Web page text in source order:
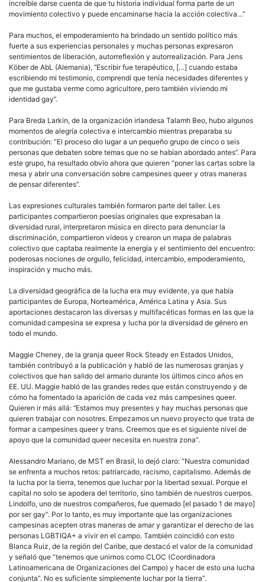
increíble darse cuenta de que tu historia individual forma parte de un
movimiento colectivo y puede encaminarse hacia la acción colectiva…”
Para muchos, el empoderamiento ha brindado un sentido político más
fuerte a sus experiencias personales y muchas personas expresaron
sentimientos de liberación, autorreflexión y autorrealización. Para Jens
Köber de AbL (Alemania), ‘’Escribir fue terapéutico, […] cuando estaba
escribiendo mi testimonio, comprendí que tenía necesidades diferentes y
que me gustaba verme como agricultore, pero también viviendo mi
identidad gay’’.
Para Breda Larkin, de la organización irlandesa Talamh Beo, hubo algunos
momentos de alegría colectiva e intercambio mientras preparaba su
contribución: “El proceso dio lugar a un pequeño grupo de cinco o seis
personas que debaten sobre temas que no se habían abordado antes’’. Para
este grupo, ha resultado obvio ahora que quieren “poner las cartas sobre la
mesa y abrir una conversación sobre campesines queer y otras maneras
de pensar diferentes’’.
Las expresiones culturales también formaron parte del taller. Les
participantes compartieron poesías originales que expresaban la
diversidad rural, interpretaron música en directo para denunciar la
discriminación, compartieron vídeos y crearon un mapa de palabras
colectivo que captaba realmente la energía y el sentimiento del encuentro:
poderosas nociones de orgullo, felicidad, intercambio, empoderamiento,
inspiración y mucho más.
La diversidad geográfica de la lucha era muy evidente, ya que había
participantes de Europa, Norteamérica, América Latina y Asia. Sus
aportaciones destacaron las diversas y multifacéticas formas en las que la
comunidad campesina se expresa y lucha por la diversidad de género en
todo el mundo.
Maggie Cheney, de la granja queer Rock Steady en Estados Unidos,
también contribuyó a la publicación y habló de las numerosas granjas y
colectivos que han salido del armario durante los últimos cinco años en
EE. UU. Maggie habló de las grandes redes que están construyendo y de
cómo ha fomentado la aparición de cada vez más campesines queer.
Quieren ir más allá: ‘’Estamos muy presentes y hay muchas personas que
quieren trabajar con nosotres. Empezamos un nuevo proyecto que trata de
formar a campesines queer y trans. Creemos que es el siguiente nivel de
apoyo que la comunidad queer necesita en nuestra zona”.
Alessandro Mariano, de MST en Brasil, lo dejó claro: “Nuestra comunidad
se enfrenta a muchos retos: patriarcado, racismo, capitalismo. Además de
la lucha por la tierra, tenemos que luchar por la libertad sexual. Porque el
capital no solo se apodera del territorio, sino también de nuestros cuerpos.
Lindolfo, uno de nuestros compañeros, fue quemado [el pasado 1 de mayo]
por ser gay”. Por lo tanto, es muy importante que las organizaciones
campesinas acepten otras maneras de amar y garantizar el derecho de las
personas LGBTIQA+ a vivir en el campo. También coincidió con esto
Blanca Ruiz, de la región del Caribe, que destacó el valor de la comunidad
y señaló que “tenemos que unirnos como CLOC (Coordinadora
Latinoamericana de Organizaciones del Campo) y hacer de esto una lucha
conjunta”. No es suficiente simplemente luchar por la tierra”.